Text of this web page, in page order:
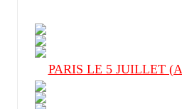
PARIS LE 5 JUILLET